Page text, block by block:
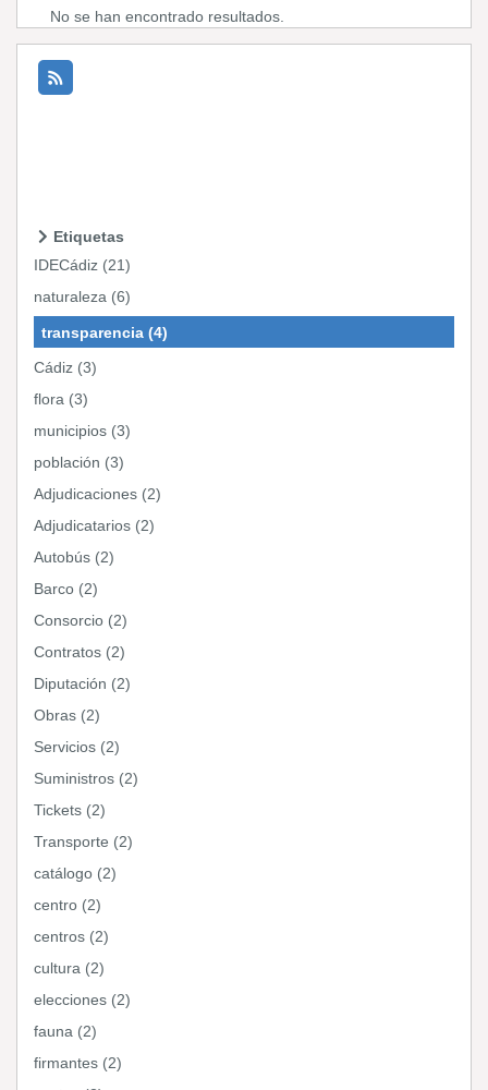
No se han encontrado resultados.
Etiquetas
IDECádiz (21)
naturaleza (6)
transparencia (4)
Cádiz (3)
flora (3)
municipios (3)
población (3)
Adjudicaciones (2)
Adjudicatarios (2)
Autobús (2)
Barco (2)
Consorcio (2)
Contratos (2)
Diputación (2)
Obras (2)
Servicios (2)
Suministros (2)
Tickets (2)
Transporte (2)
catálogo (2)
centro (2)
centros (2)
cultura (2)
elecciones (2)
fauna (2)
firmantes (2)